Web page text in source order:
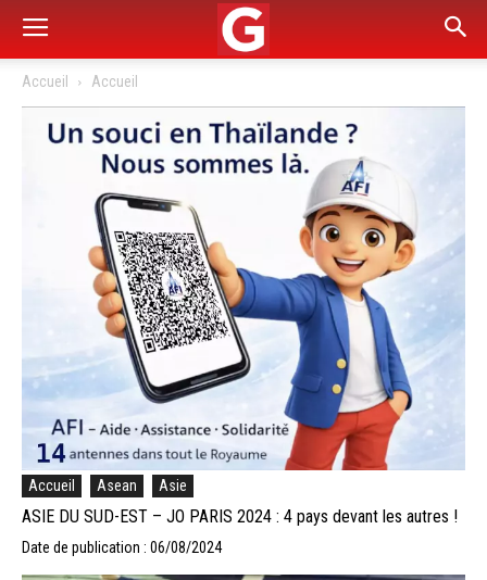
Accueil Accueil
Accueil Asean Asie
ASIE DU SUD-EST – JO PARIS 2024 : 4 pays devant les autres !
Date de publication : 06/08/2024